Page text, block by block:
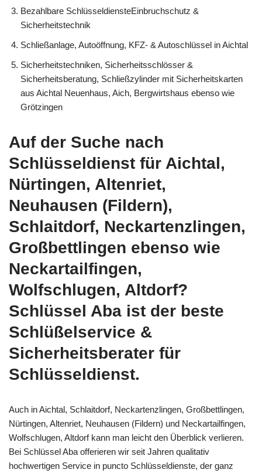
Bezahlbare SchlüsseldiensteEinbruchschutz &
Sicherheitstechnik
Schließanlage, Autoöffnung, KFZ- & Autoschlüssel in Aichtal
Sicherheitstechniken, Sicherheitsschlösser &
Sicherheitsberatung, Schließzylinder mit Sicherheitskarten
aus Aichtal Neuenhaus, Aich, Bergwirtshaus ebenso wie
Grötzingen
Auf der Suche nach
Schlüsseldienst für Aichtal,
Nürtingen, Altenriet,
Neuhausen (Fildern),
Schlaitdorf, Neckartenzlingen,
Großbettlingen ebenso wie
Neckartailfingen,
Wolfschlugen, Altdorf?
Schlüssel Aba ist der beste
Schlüßelservice &
Sicherheitsberater für
Schlüsseldienst.
Auch in Aichtal, Schlaitdorf, Neckartenzlingen, Großbettlingen,
Nürtingen, Altenriet, Neuhausen (Fildern) und Neckartailfingen,
Wolfschlugen, Altdorf kann man leicht den Überblick verlieren.
Bei Schlüssel Aba offerieren wir seit Jahren qualitativ
hochwertigen Service in puncto Schlüsseldienste, der ganz